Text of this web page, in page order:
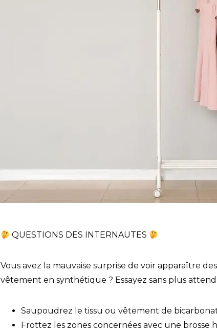
QUESTIONS DES INTERNAUTES
Vous avez la mauvaise surprise de voir apparaître
vêtement en synthétique ? Essayez sans plus
Saupoudrez le tissu ou vêtement de
Frottez les zones concernées avec une brosse